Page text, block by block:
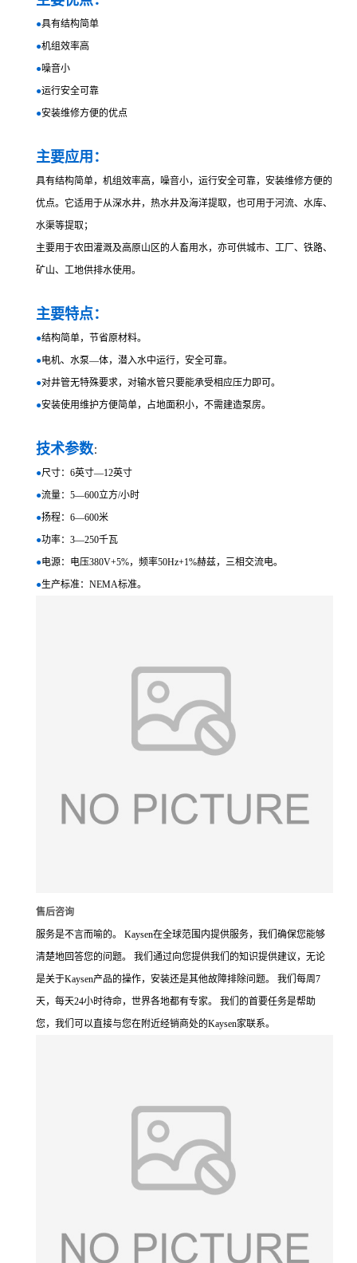
●具有结构简单
●机组效率高
●噪音小
●运行安全可靠
●安装维修方便的优点
主要应用：
具有结构简单，机组效率高，噪音小，运行安全可靠，安装维修方便的
优点。它适用于从深水井，热水井及海洋提取，也可用于河流、水库、
水渠等提取；
主要用于农田灌溉及高原山区的人畜用水，亦可供城市、工厂、铁路、
矿山、工地供排水使用。
主要特点：
●结构简单，节省原材料。
●电机、水泵—体，潜入水中运行，安全可靠。
●对井管无特殊要求，对输水管只要能承受相应压力即可。
●安装使用维护方便简单，占地面积小，不需建造泵房。
技术参数：
●尺寸：6英寸—12英寸
●流量：5—600立方/小时
●扬程：6—600米
●功率：3—250千瓦
●电源：电压380V+5%，频率50Hz+1%赫兹，三相交流电。
●生产标准：NEMA标准。
售后咨询
服务是不言而喻的。 Kaysen在全球范围内提供服务，我们确保您能够
清楚地回答您的问题。 我们通过向您提供我们的知识提供建议，无论
是关于Kaysen产品的操作，安装还是其他故障排除问题。 我们每周7
天，每天24小时待命，世界各地都有专家。 我们的首要任务是帮助
您，我们可以直接与您在附近经销商处的Kaysen家联系。